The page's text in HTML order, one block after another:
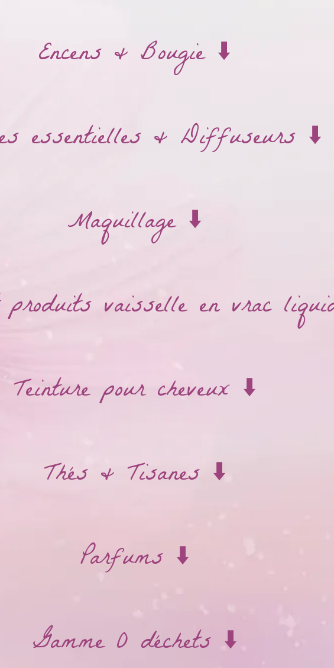
Encens & Bougie ⬇️
essentielles & Diffuseurs ⬇️
Maquillage ⬇️
vaisselle en vrac
Teinture pour cheveux ⬇️
Thés & Tisanes ⬇️
Parfums ⬇️
Gamme 0 déchets ⬇️